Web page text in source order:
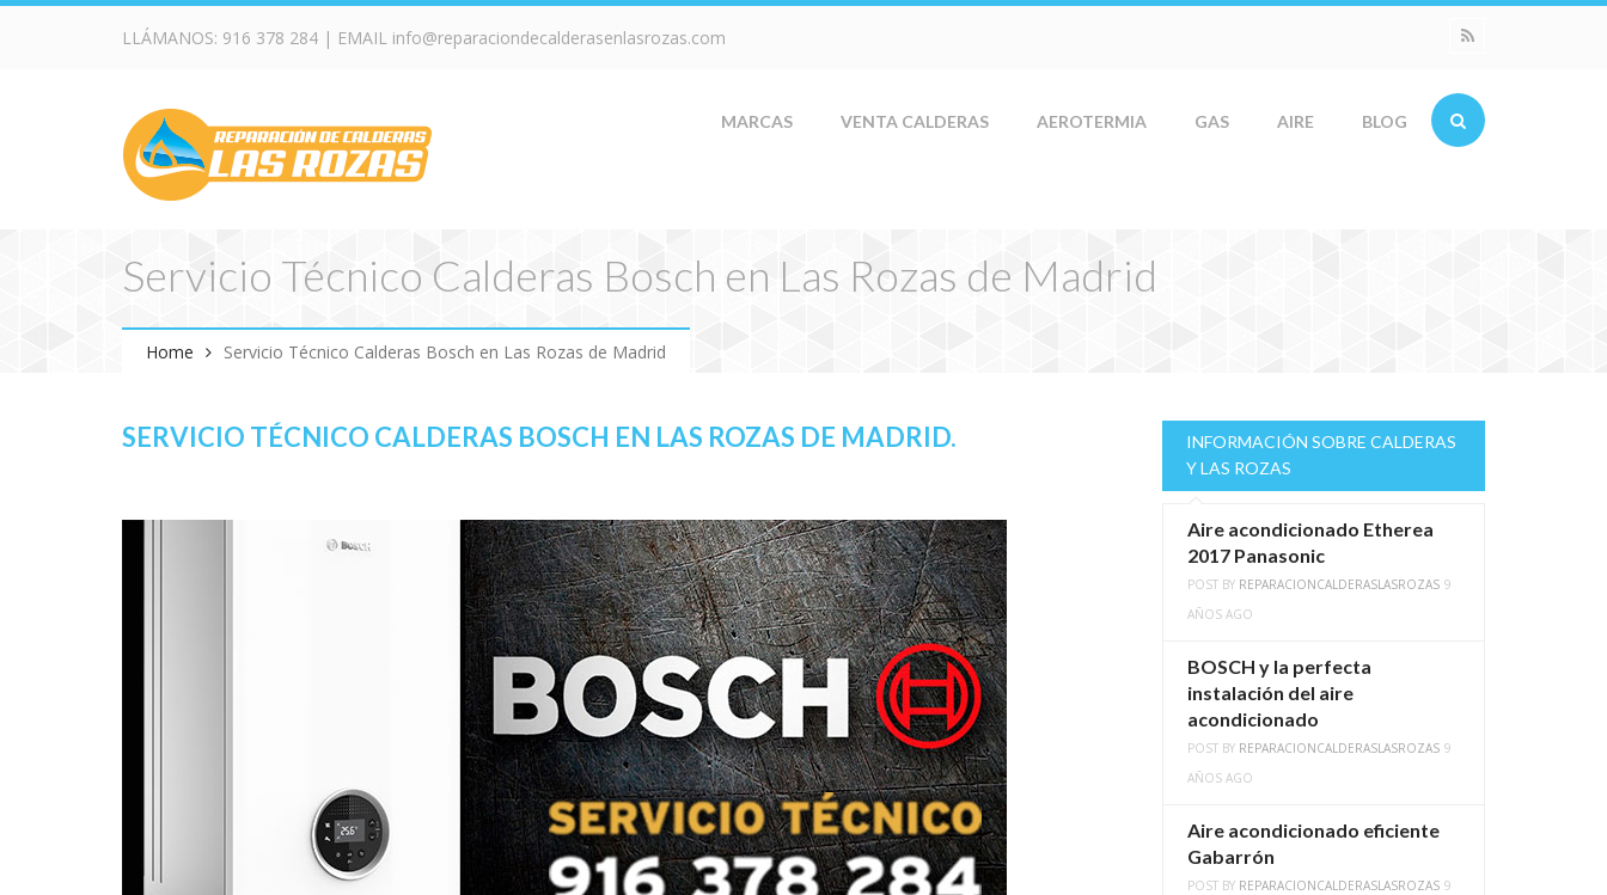
LLÁMANOS: 916 378 284 | EMAIL info@reparaciondecalderasenlasrozas.com
MARCAS VENTA CALDERAS AEROTERMIA GAS AIRE BLOG
Servicio Técnico Calderas Bosch en Las Rozas de Madrid
Home Servicio Técnico Calderas Bosch en Las Rozas de Madrid
SERVICIO TÉCNICO CALDERAS BOSCH EN LAS ROZAS DE MADRID.
INFORMACIÓN SOBRE CALDERAS
Y LAS ROZAS
Aire acondicionado Etherea
2017 Panasonic
POST BY REPARACIONCALDERASLASROZAS 9
AÑOS AGO
BOSCH y la perfecta
instalación del aire
acondicionado
POST BY REPARACIONCALDERASLASROZAS 9
AÑOS AGO
Aire acondicionado eficiente
Gabarrón
POST BY REPARACIONCALDERASLASROZAS 9